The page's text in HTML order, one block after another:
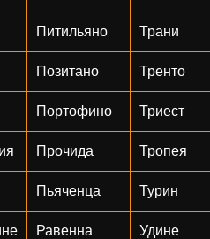
Питильяно Трани
Позитано Тренто
Портофино Триест
Прочида Тропея
Пьяченца Турин
Равенна Удине